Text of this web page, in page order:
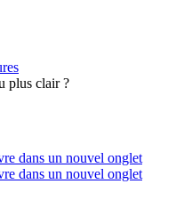
plus clair ?
dans un nouvel onglet
dans un nouvel onglet